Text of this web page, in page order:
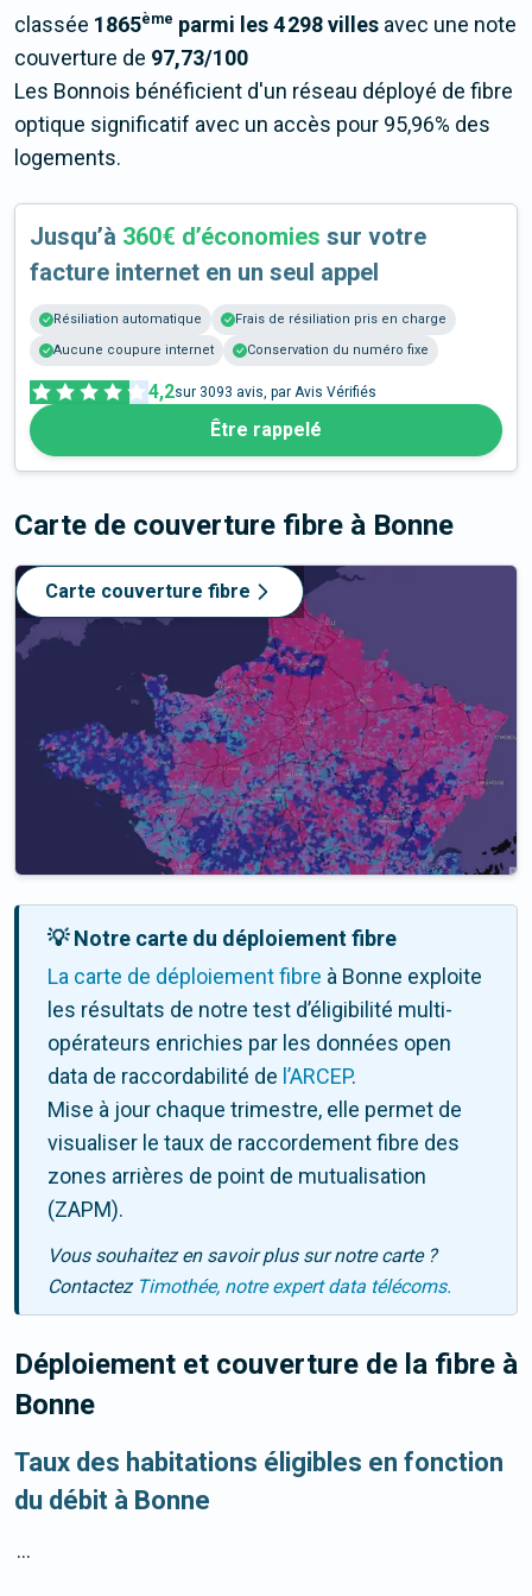
classée 1865ème parmi les 4 298 villes avec une note
couverture de 97,73/100
Les Bonnois bénéficient d'un réseau déployé de fibre
optique significatif avec un accès pour 95,96% des
logements.
Jusqu’à 360€ d’économies sur votre
facture internet en un seul appel
Résiliation automatique
Frais de résiliation pris en charge
Aucune coupure internet
Conservation du numéro fixe
4,2sur 3093 avis, par Avis Vérifiés
Être rappelé
Carte de couverture fibre à Bonne
Carte couverture fibre
💡 Notre carte du déploiement fibre
La carte de déploiement fibre à Bonne exploite
les résultats de notre test d’éligibilité multi-
opérateurs enrichies par les données open
data de raccordabilité de l’ARCEP.
Mise à jour chaque trimestre, elle permet de
visualiser le taux de raccordement fibre des
zones arrières de point de mutualisation
(ZAPM).
Vous souhaitez en savoir plus sur notre carte ?
Contactez Timothée, notre expert data télécoms.
Déploiement et couverture de la fibre à
Bonne
Taux des habitations éligibles en fonction
du débit à Bonne
...